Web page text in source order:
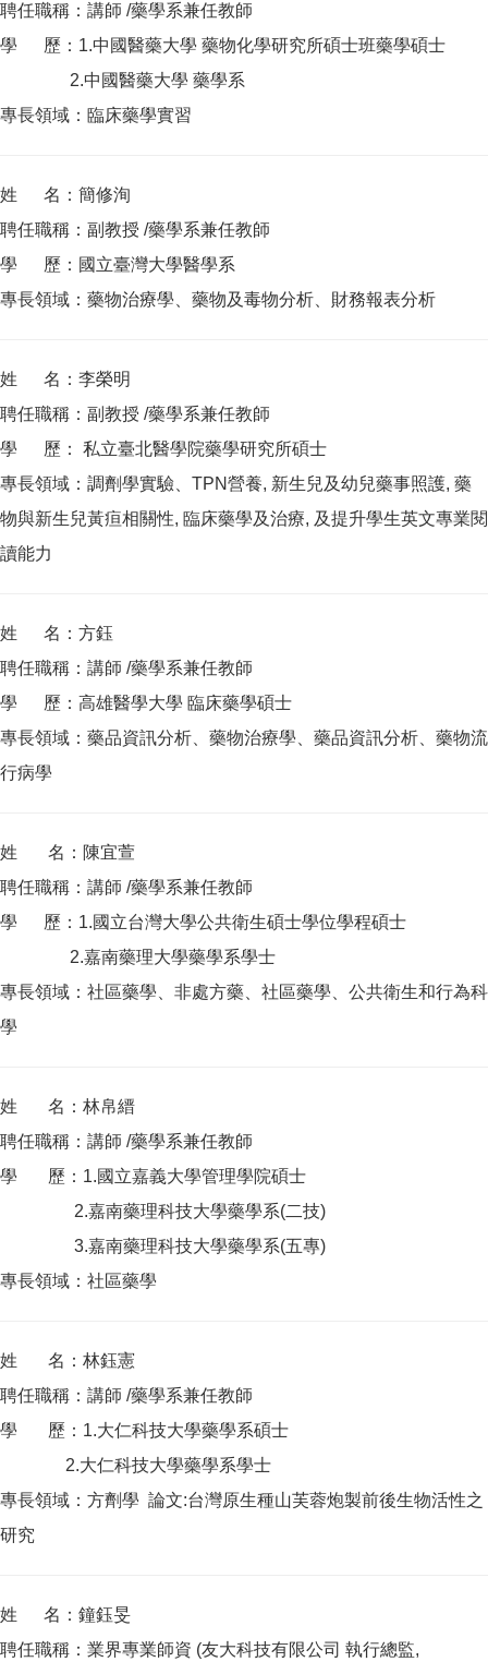
聘任職稱：講師 /藥學系兼任教師
學 歷：1.中國醫藥大學 藥物化學研究所碩士班藥學碩士
2.中國醫藥大學 藥學系
專長領域：臨床藥學實習
姓 名：簡修洵
聘任職稱：副教授 /藥學系兼任教師
學 歷：國立臺灣大學醫學系
專長領域：藥物治療學、藥物及毒物分析、財務報表分析
姓 名：李榮明
聘任職稱：副教授 /藥學系兼任教師
學 歷： 私立臺北醫學院藥學研究所碩士
專長領域：調劑學實驗、TPN營養, 新生兒及幼兒藥事照護, 藥
物與新生兒黃疸相關性, 臨床藥學及治療, 及提升學生英文專業閱
讀能力
姓 名：方鈺
聘任職稱：講師 /藥學系兼任教師
學 歷：高雄醫學大學 臨床藥學碩士
專長領域：藥品資訊分析、藥物治療學、藥品資訊分析、藥物流
行病學
姓 名：陳宜萱
聘任職稱：講師 /藥學系兼任教師
學 歷：1.國立台灣大學公共衛生碩士學位學程碩士
2.嘉南藥理大學藥學系學士
專長領域：社區藥學、非處方藥、社區藥學、公共衛生和行為科
學
姓 名：林帛縉
聘任職稱：講師 /藥學系兼任教師
學 歷：1.國立嘉義大學管理學院碩士
2.嘉南藥理科技大學藥學系(二技)
3.嘉南藥理科技大學藥學系(五專)
專長領域：社區藥學
姓 名：林鈺憲
聘任職稱：講師 /藥學系兼任教師
學 歷：1.大仁科技大學藥學系碩士
2.大仁科技大學藥學系學士
專長領域：方劑學 論文:台灣原生種山芙蓉炮製前後生物活性之
研究
姓 名：鐘鈺旻
聘任職稱：業界專業師資 (友大科技有限公司 執行總監,